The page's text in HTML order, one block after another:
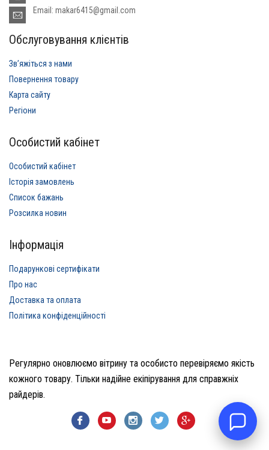
Email: makar6415@gmail.com
Обслуговування клієнтів
Звʼяжіться з нами
Повернення товару
Карта сайту
Регіони
Особистий кабінет
Особистий кабінет
Історія замовлень
Список бажань
Розсилка новин
Інформація
Подарункові сертифікати
Про нас
Доставка та оплата
Політика конфіденційності
Регулярно оновлюємо вітрину та особисто перевіряємо якість
кожного товару. Тільки надійне екіпірування для справжніх
райдерів.